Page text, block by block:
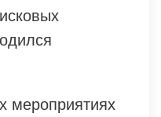
мероприятиях